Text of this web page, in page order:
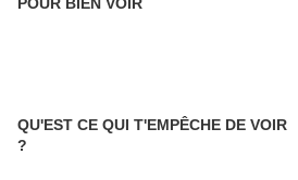
QU'EST CE QUI T'EMPÊCHE DE VOIR
?